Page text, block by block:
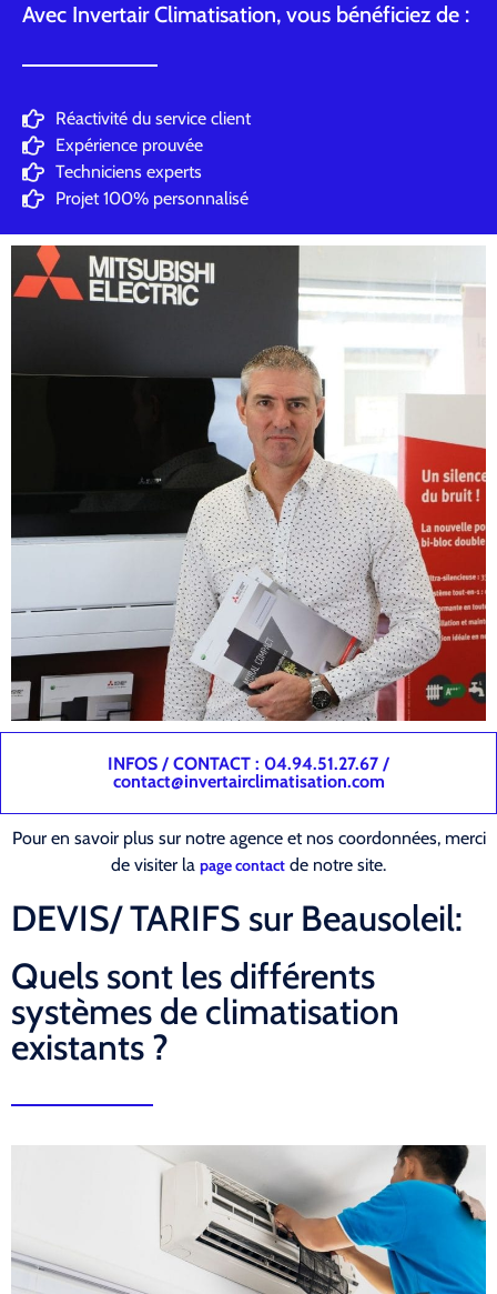
Avec Invertair Climatisation, vous bénéficiez de :
Réactivité du service client
Expérience prouvée
Techniciens experts
Projet 100% personnalisé
INFOS / CONTACT : 04.94.51.27.67 /
contact@invertairclimatisation.com
Pour en savoir plus sur notre agence et nos coordonnées, merci
de visiter la page contact de notre site.
DEVIS/ TARIFS sur Beausoleil:
Quels sont les différents
systèmes de climatisation
existants ?